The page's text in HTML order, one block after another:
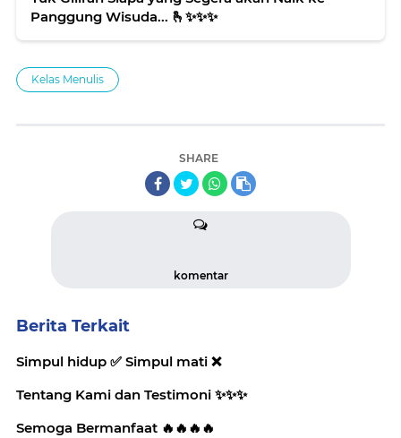
Panggung Wisuda... 🫰✨️✨️✨️
Kelas Menulis
SHARE
komentar
Berita Terkait
Simpul hidup ✅️ Simpul mati ❌️
Tentang Kami dan Testimoni ✨️✨️✨️
Semoga Bermanfaat 🔥🔥🔥🔥